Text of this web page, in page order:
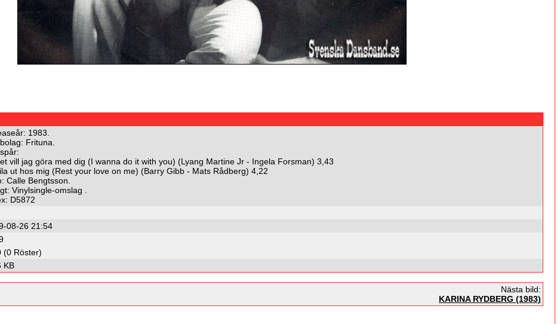
1983.
Frituna.
vill jag göra med dig (I wanna do it with you) (Lyang Martine Jr - Ingela Forsman) 3,43
ut hos mig (Rest your love on me) (Barry Gibb - Mats Rådberg) 4,22
Calle Bengtsson.
Vinylsingle-omslag .
D5872
08-26 21:54
(0 Röster)
KB
Nästa bild:
KARINA RYDBERG (1983)